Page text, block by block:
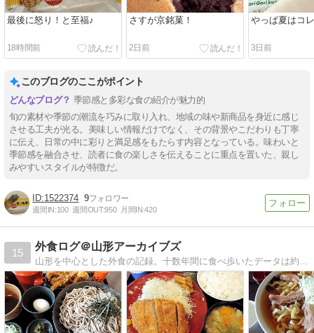
最後に怒り！と至福♪
18時間前
さすが京銘菓！
2日前
やっぱ夏はコ
3日前
このブログのここがポイント
季節感と多彩な食の紹介が魅力的
旬の素材や季節の潮流を巧みに取り入れ、地域の味や新商品を身近に感じ
させる工夫が光る。美味しい情報だけでなく、その背景やこだわりも丁寧
に伝え、日常の中に彩りと満足感をもたらす内容となっている。味わいと
季節感を融合させ、読者に食の楽しさを伝えることに重点を置いた、親し
みやすいスタイルが特徴だ。
1522374 9
週間IN:100 週間OUT:950 月間IN:420
15
外食ログ＠山形アーカイブズ
山形を中心とした外食の記録。十数年間に食べ歩いたデータは約3,000！ これからも、できるだけちがった店で。